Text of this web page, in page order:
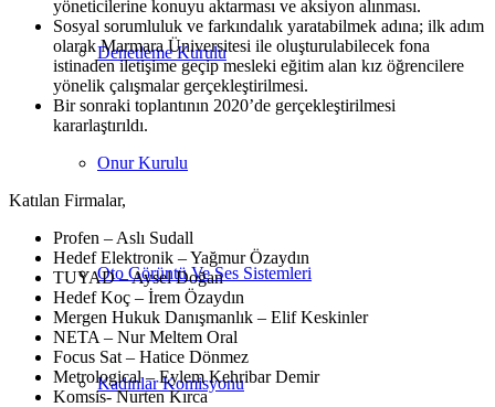
Denetleme Kurulu
Onur Kurulu
Oto Görüntü Ve Ses Sistemleri
Kadınlar Komisyonu
yöneticilerine konuyu aktarması ve aksiyon alınması.
Sosyal sorumluluk ve farkındalık yaratabilmek adına; ilk adım
olarak Marmara Üniversitesi ile oluşturulabilecek fona
istinaden iletişime geçip mesleki eğitim alan kız öğrencilere
yönelik çalışmalar gerçekleştirilmesi.
Bir sonraki toplantının 2020’de gerçekleştirilmesi
kararlaştırıldı.
Katılan Firmalar,
Profen – Aslı Sudall
Hedef Elektronik – Yağmur Özaydın
TUYAD – Aysel Doğan
Hedef Koç – İrem Özaydın
Mergen Hukuk Danışmanlık – Elif Keskinler
NETA – Nur Meltem Oral
Focus Sat – Hatice Dönmez
Metrological – Eylem Kehribar Demir
Komsis- Nurten Kırca